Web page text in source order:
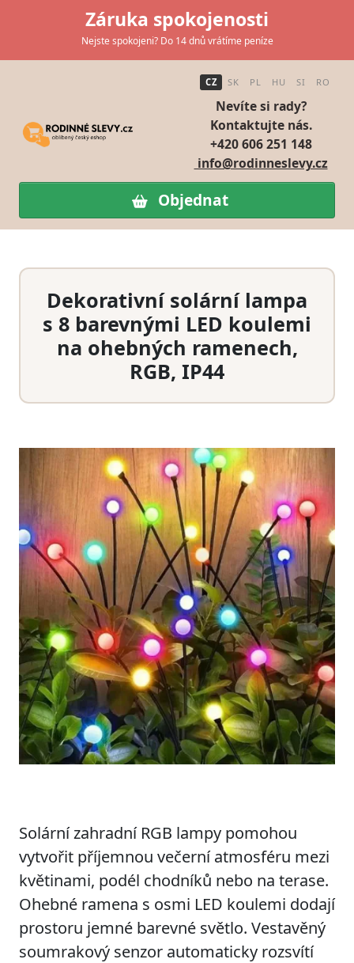
Záruka spokojenosti
Nejste spokojeni? Do 14 dnů vrátíme peníze
CZ SK PL HU SI RO
Nevíte si rady?
Kontaktujte nás.
+420 606 251 148
info@rodinneslevy.cz
Objednat
Dekorativní solární lampa
s 8 barevnými LED koulemi
na ohebných ramenech,
RGB, IP44
Solární zahradní RGB lampy pomohou
vytvořit příjemnou večerní atmosféru mezi
květinami, podél chodníků nebo na terase.
Ohebné ramena s osmi LED koulemi dodají
prostoru jemné barevné světlo. Vestavěný
soumrakový senzor automaticky rozsvítí